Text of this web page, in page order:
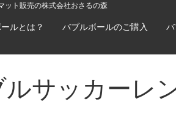
ット販売の株式会社おさるの森
ルとは？ バブルボールのご購入
サッカーレ